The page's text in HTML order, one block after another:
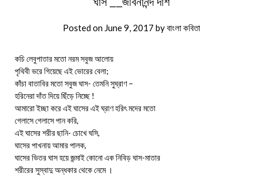
Posted on June 9, 2017 byবাংলা কবিতা
কচি লেবুপাতার মতো নরম সবুজ আলোয়
পৃথিবী ভরে গিয়েছে এই ভোরের বেলা;
কাঁচা বাতাবির মতো সবুজ ঘাস- তেমনি সুঘ্রাণ –
হরিনেরা দাঁত দিয়ে ছিঁড়ে নিচ্ছে !
আমারো ইচ্ছা করে এই ঘাসের এই ঘ্রাণ হরিৎ মদের মতো
গেলাসে গেলাসে পান করি,
এই ঘাসের শরীর ছানি- চোখে ঘসি,
ঘাসের পাখনায় আমার পালক,
ঘাসের ভিতর ঘাস হয়ে জন্মাই কোনো এক নিবিড় ঘাস-মাতার
শরীরের সুস্বাদু অন্ধকার থেকে নেমে ।